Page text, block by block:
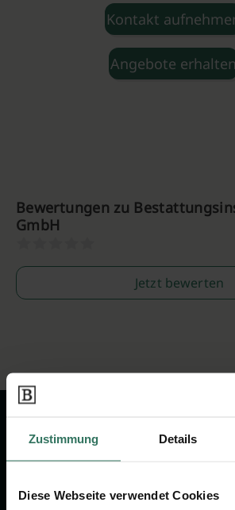
Zustimmung Details
Diese Webseite verwendet Cookies
Kontakt
Angebote erhalten
Bewertungen zu
GmbH
Jetzt bewerten
Wir sind Ihr
um das Thema